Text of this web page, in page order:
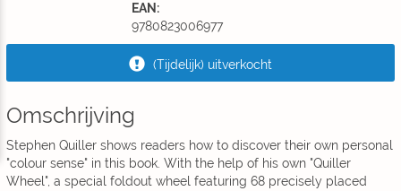
EAN:
9780823006977
(Tijdelijk) uitverkocht
Omschrijving
Stephen Quiller shows readers how to discover their own personal
"colour sense" in this book. With the help of his own "Quiller
Wheel", a special foldout wheel featuring 68 precisely placed